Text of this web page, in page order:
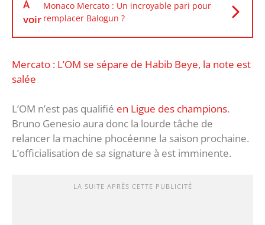
À
voir
Monaco Mercato : Un incroyable pari pour
remplacer Balogun ?
Mercato : L’OM se sépare de Habib Beye, la note est
salée
L’OM n’est pas qualifié en Ligue des champions.
Bruno Genesio aura donc la lourde tâche de
relancer la machine phocéenne la saison prochaine.
L’officialisation de sa signature à est imminente.
LA SUITE APRÈS CETTE PUBLICITÉ